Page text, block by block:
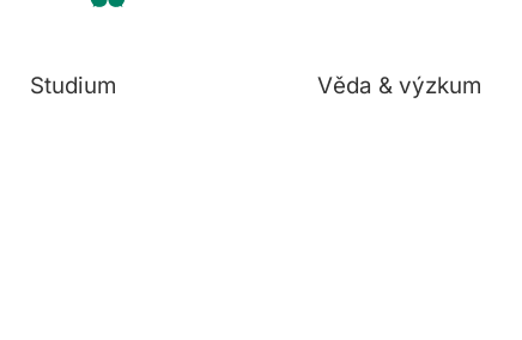
Studium Věda & výzkum